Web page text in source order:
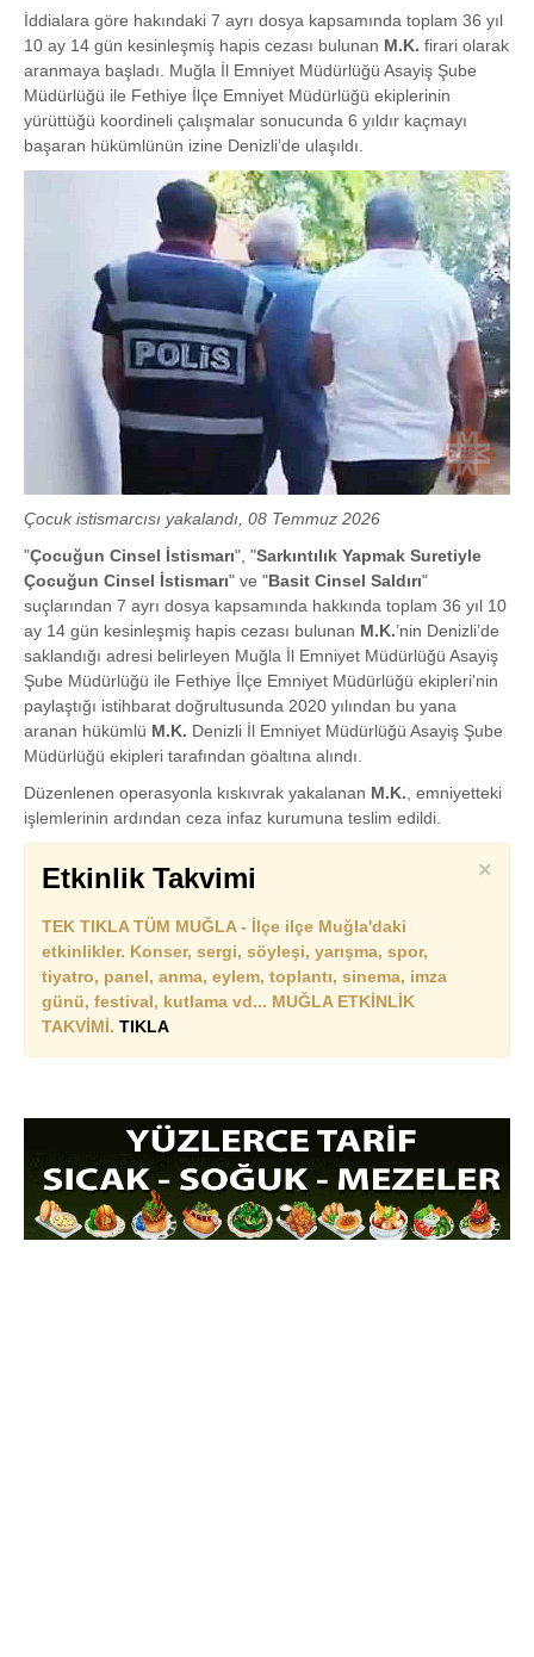
İddialara göre hakındaki 7 ayrı dosya kapsamında toplam 36 yıl
10 ay 14 gün kesinleşmiş hapis cezası bulunan M.K. firari olarak
aranmaya başladı. Muğla İl Emniyet Müdürlüğü Asayiş Şube
Müdürlüğü ile Fethiye İlçe Emniyet Müdürlüğü ekiplerinin
yürüttüğü koordineli çalışmalar sonucunda 6 yıldır kaçmayı
başaran hükümlünün izine Denizli’de ulaşıldı.
Çocuk istismarcısı yakalandı, 08 Temmuz 2026
"Çocuğun Cinsel İstismarı", "Sarkıntılık Yapmak Suretiyle
Çocuğun Cinsel İstismarı" ve "Basit Cinsel Saldırı"
suçlarından 7 ayrı dosya kapsamında hakkında toplam 36 yıl 10
ay 14 gün kesinleşmiş hapis cezası bulunan M.K.’nin Denizli’de
saklandığı adresi belirleyen Muğla İl Emniyet Müdürlüğü Asayiş
Şube Müdürlüğü ile Fethiye İlçe Emniyet Müdürlüğü ekipleri'nin
paylaştığı istihbarat doğrultusunda 2020 yılından bu yana
aranan hükümlü M.K. Denizli İl Emniyet Müdürlüğü Asayiş Şube
Müdürlüğü ekipleri tarafından göaltına alındı.
Düzenlenen operasyonla kıskıvrak yakalanan M.K. , emniyetteki
işlemlerinin ardından ceza infaz kurumuna teslim edildi.
×
Etkinlik Takvimi
TEK TIKLA TÜM MUĞLA - İlçe ilçe Muğla'daki
etkinlikler. Konser, sergi, söyleşi, yarışma, spor,
tiyatro, panel, anma, eylem, toplantı, sinema, imza
günü, festival, kutlama vd... MUĞLA ETKİNLİK
TAKVİMİ. TIKLA